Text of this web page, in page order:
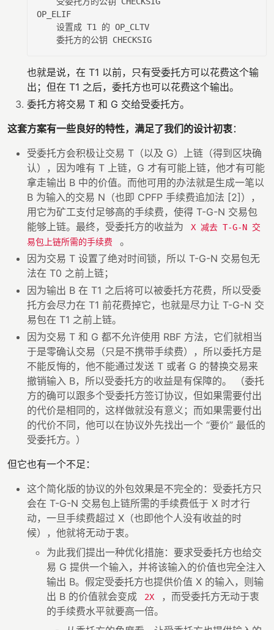
OP_ELIF
    设置成 T1 的 OP_CLTV
也就是说，在 T1 以前，只有受委托方可以花费这个输
出；但在 T1 之后，委托方也可以花费这个输出。
委托方将交易 T 和 G 交给受委托方。
这套方案有一些良好的特性，满足了我们的设计初衷：
受委托方会积极让交易 T（以及 G）上链（得到区块确
认），因为唯有 T 上链，G 才有可能上链，他才有可能
拿走输出 B 中的价值。而他可用的办法就是生成一笔以
B 为输入的交易 N（也即 CPFP 手续费追加法 [2]），
用它为矿工支付足够高的手续费，使得 T-G-N 交易包
能够上链。最终，受委托方的收益为
X 减去 T-G-N 交
易包上链所需的手续费
。
因为交易 T 设置了绝对时间锁，所以 T-G-N 交易包无
法在 T0 之前上链；
因为输出 B 在 T1 之后将可以被委托方花费，所以受委
托方会尽力在 T1 前花费掉它，也就是尽力让 T-G-N 交
易包在 T1 之前上链。
因为交易 T 和 G 都不允许使用 RBF 方法，它们就相当
于是零确认交易（只是不携带手续费），所以委托方是
不能反悔的，他不能通过发送 T 或者 G 的替换交易来
撤销输入 B，所以受委托方的收益是有保障的。 （委托
方的确可以跟多个受委托方签订协议，但如果需要付出
的代价是相同的，这样做就没有意义；而如果需要付出
的代价不同，他可以在协议外先找出一个 “要价” 最低的
受委托方。）
但它也有一个不足：
这个简化版的协议的外包效果是不完全的：受委托方只
会在 T-G-N 交易包上链所需的手续费低于 X 时才行
动，一旦手续费超过 X（也即他个人没有收益的时
候），他就将无动于衷。
为此我们提出一种优化措施：要求受委托方也给交
易 G 提供一个输入，并将该输入的价值也完全注入
输出 B。假定受委托方也提供价值 X 的输入，则输
出 B 的价值就会变成
2X
，而受委托方无动于衷
的手续费水平就要高一倍。